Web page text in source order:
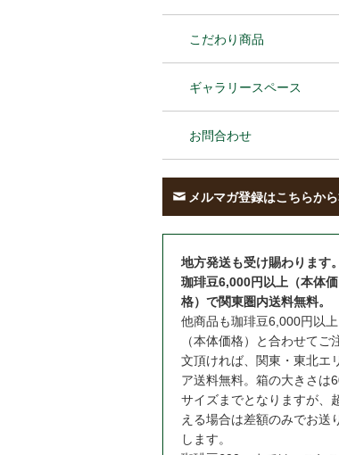
こだわり商品
ギャラリースペース
お問合わせ
メルマガ登録はこちらか
地方発送も受け賜わります。
珈琲豆6,000円以上（本体価
格）で関東圏内送料無料。
他商品も珈琲豆6,000円以上
（本体価格）と合わせてご
文頂ければ、関東・東北エ
ア送料無料。箱の大きさは
サイズまでとなりますが、
える場合は差額のみでお送
します。